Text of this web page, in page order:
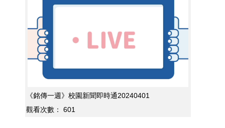
《銘傳一週》校園新聞即時通20240401
觀看次數：
601